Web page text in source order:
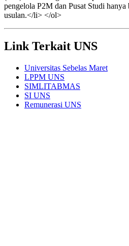
pengelola P2M dan Pusat Studi hanya
usulan.</li> </ol>
Link Terkait UNS
Universitas Sebelas Maret
LPPM UNS
SIMLITABMAS
SI UNS
Remunerasi UNS